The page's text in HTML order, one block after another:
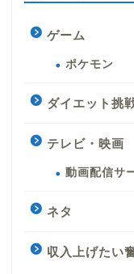
ゲーム
ポケモン
ダイエット挑
テレビ・映画
動画配信サ
ネタ
収入上げたい